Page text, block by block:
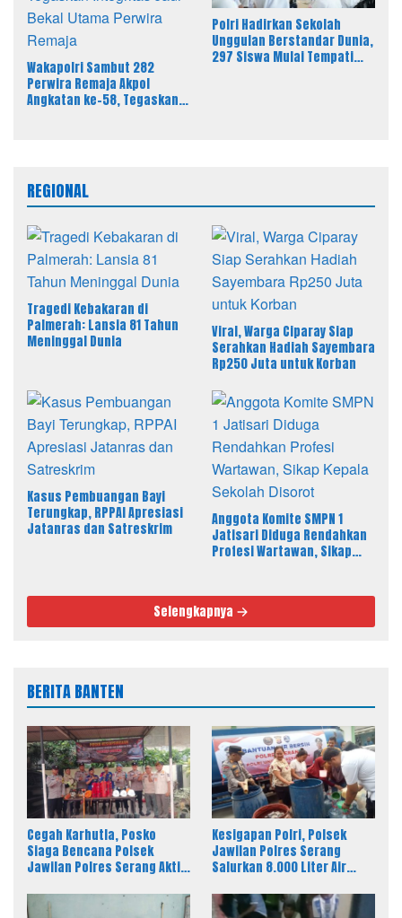
Wakapolri Sambut 282
Perwira Remaja Akpol
Angkatan ke-58, Tegaskan
Polri Hadirkan Sekolah
Unggulan Berstandar Dunia,
297 Siswa Mulai Tempati
REGIONAL
Tragedi Kebakaran di
Palmerah: Lansia 81 Tahun
Meninggal Dunia
Viral, Warga Ciparay Siap
Serahkan Hadiah Sayembara
Rp250 Juta untuk Korban
Kasus Pembuangan Bayi
Terungkap, RPPAI Apresiasi
Jatanras dan Satreskrim
Anggota Komite SMPN 1
Jatisari Diduga Rendahkan
Profesi Wartawan, Sikap
Selengkapnya
BERITA BANTEN
Cegah Karhutla, Posko
Siaga Bencana Polsek
Jawilan Polres Serang Aktif
Kesigapan Polri, Polsek
Jawilan Polres Serang
Salurkan 8.000 Liter Air
Majasari